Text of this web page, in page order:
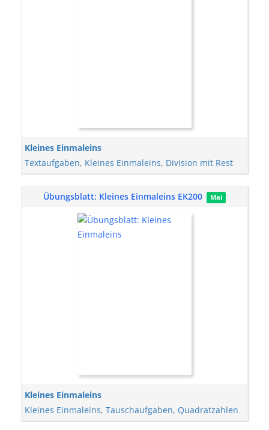
Kleines Einmaleins
Textaufgaben, Kleines Einmaleins, Division mit Rest
Übungsblatt: Kleines Einmaleins EK200 Mai
Kleines Einmaleins
Kleines Einmaleins, Tauschaufgaben, Quadratzahlen